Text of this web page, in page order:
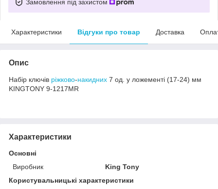
Замовлення під захистом
Характеристики Відгуки про товар Доставка
Опис
Набір ключів ріжково-накидних 7 од. у ложементі (17-24) мм
KINGTONY 9-1217MR
Характеристики
Основні
Виробник
King Tony
Користувальницькі характеристики